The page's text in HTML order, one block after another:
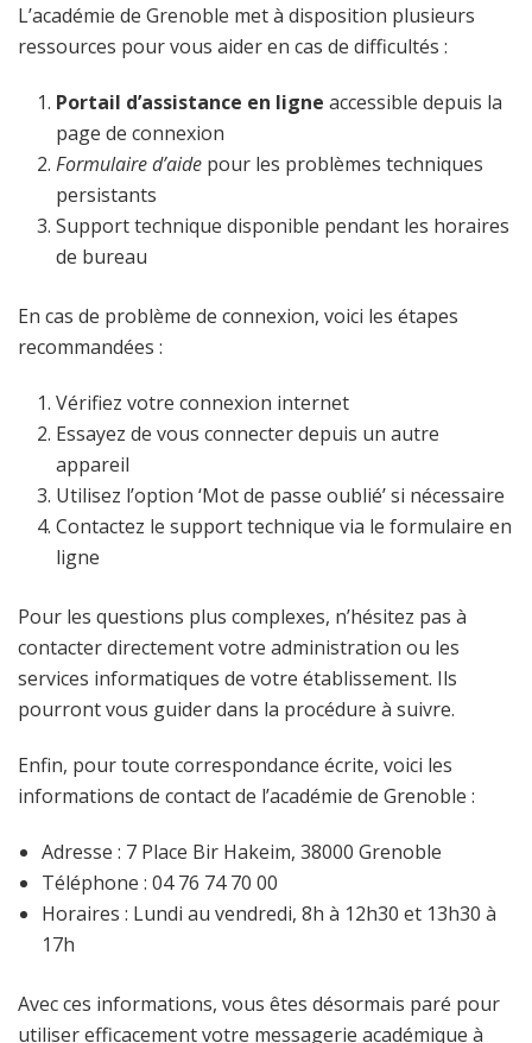
L’académie de Grenoble met à disposition plusieurs
ressources pour vous aider en cas de difficultés :
Portail d’assistance en ligne accessible depuis la
page de connexion
Formulaire d’aide pour les problèmes techniques
persistants
Support technique disponible pendant les horaires
de bureau
En cas de problème de connexion, voici les étapes
recommandées :
Vérifiez votre connexion internet
Essayez de vous connecter depuis un autre
appareil
Utilisez l’option ‘Mot de passe oublié’ si nécessaire
Contactez le support technique via le formulaire en
ligne
Pour les questions plus complexes, n’hésitez pas à
contacter directement votre administration ou les
services informatiques de votre établissement. Ils
pourront vous guider dans la procédure à suivre.
Enfin, pour toute correspondance écrite, voici les
informations de contact de l’académie de Grenoble :
Adresse : 7 Place Bir Hakeim, 38000 Grenoble
Téléphone : 04 76 74 70 00
Horaires : Lundi au vendredi, 8h à 12h30 et 13h30 à
17h
Avec ces informations, vous êtes désormais paré pour
utiliser efficacement votre messagerie académique à